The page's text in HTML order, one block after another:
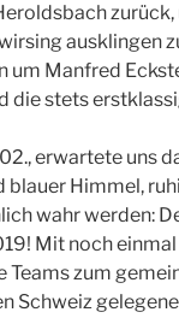
ausklingen
um Manfred
die stets
erwartete uns
blauer Himmel,
wahr werden:
Mit noch
Teams zum
Schweiz